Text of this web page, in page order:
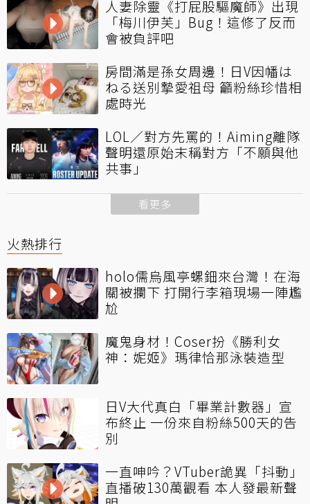
人妻除靈《打屁股驅魔師》出現
「梅川伊芙」Bug！這修了反而
會被負評吧
房間滿是孫女周邊！日V因幡は
ねる送別摯愛祖母 籲粉絲珍惜相
處時光
LOL／對方先罵的！Aiming離隊
聲明還原始末稱對方「不願與他
共事」
看更多
火熱排行
holo儒烏風亭螺鈿來台灣！在海
關被攔下 打開行李箱現場一陣尷
尬
魔鬼身材！Coser扮《勝利女
神：妮姬》瑪律恰那泳裝造型
日V大代真白「畢業計數器」宣
布終止 一份來自粉絲500天的告
別
一直呻吟？VTuber詭異「抖動」
直播破130萬觀看 本人發最新聲